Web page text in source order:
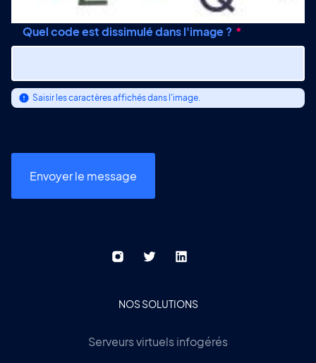
Quel code est dissimulé dans l'image ?
Saisir les caractères affichés dans l'image.
NOS SOLUTIONS
Serveurs virtuels infogérés